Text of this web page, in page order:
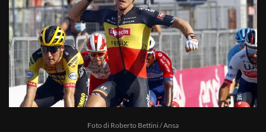
Foto di Roberto Bettini / Ansa